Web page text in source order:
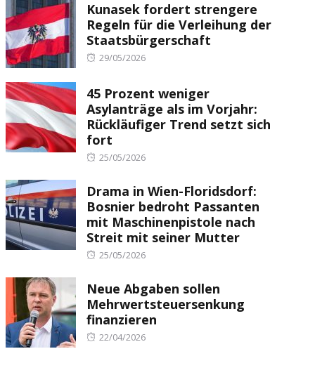
Kunasek fordert strengere
Regeln für die Verleihung der
Staatsbürgerschaft
Posted
29/05/2026
45 Prozent weniger
Asylanträge als im Vorjahr:
Rückläufiger Trend setzt sich
fort
Posted
25/05/2026
Drama in Wien-Floridsdorf:
Bosnier bedroht Passanten
mit Maschinenpistole nach
Streit mit seiner Mutter
Posted
25/05/2026
Neue Abgaben sollen
Mehrwertsteuersenkung
finanzieren
Posted
22/04/2026